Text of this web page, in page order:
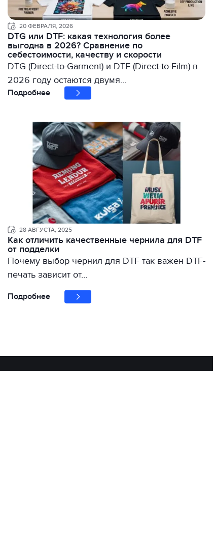
20 ФЕВРАЛЯ, 2026
DTG или DTF: какая технология более
выгодна в 2026? Сравнение по
себестоимости, качеству и скорости
DTG (Direct-to-Garment) и DTF (Direct-to-Film) в
2026 году остаются двумя…
Подробнее
28 АВГУСТА, 2025
Как отличить качественные чернила для DTF
от подделки
Почему выбор чернил для DTF так важен DTF-
печать зависит от…
Подробнее